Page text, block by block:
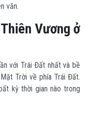
văn.
Vương ở
với Trái Đất nhất và bề
Trời về phía Trái Đất.
kỳ thời gian nào trong